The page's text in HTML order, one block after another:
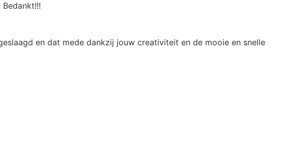
en dat mede dankzij jouw creativiteit en de mooie en snelle